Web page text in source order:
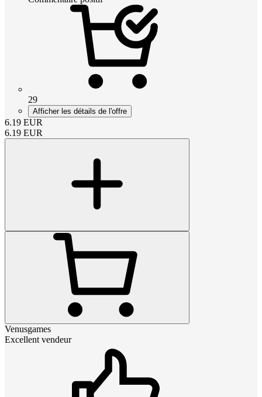
29
Afficher les détails de l'offre
6.19 EUR
6.19 EUR
Venusgames
Excellent vendeur